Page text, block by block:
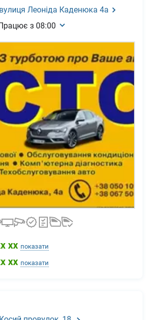
вулиця Леоніда Каденюка 4а
з 08:00
xx показати
xx показати